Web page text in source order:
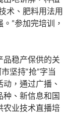
术、肥料用法用
”参加完培训，
品稳产保供的关
坚持“抢”字当
，通过广播、
种、新信息和国
农业技术直播培